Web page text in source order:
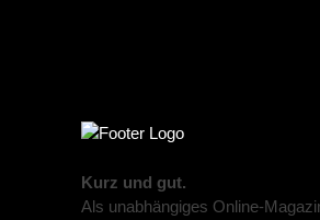
Kurz und gut.
Als unabhängiges Online-